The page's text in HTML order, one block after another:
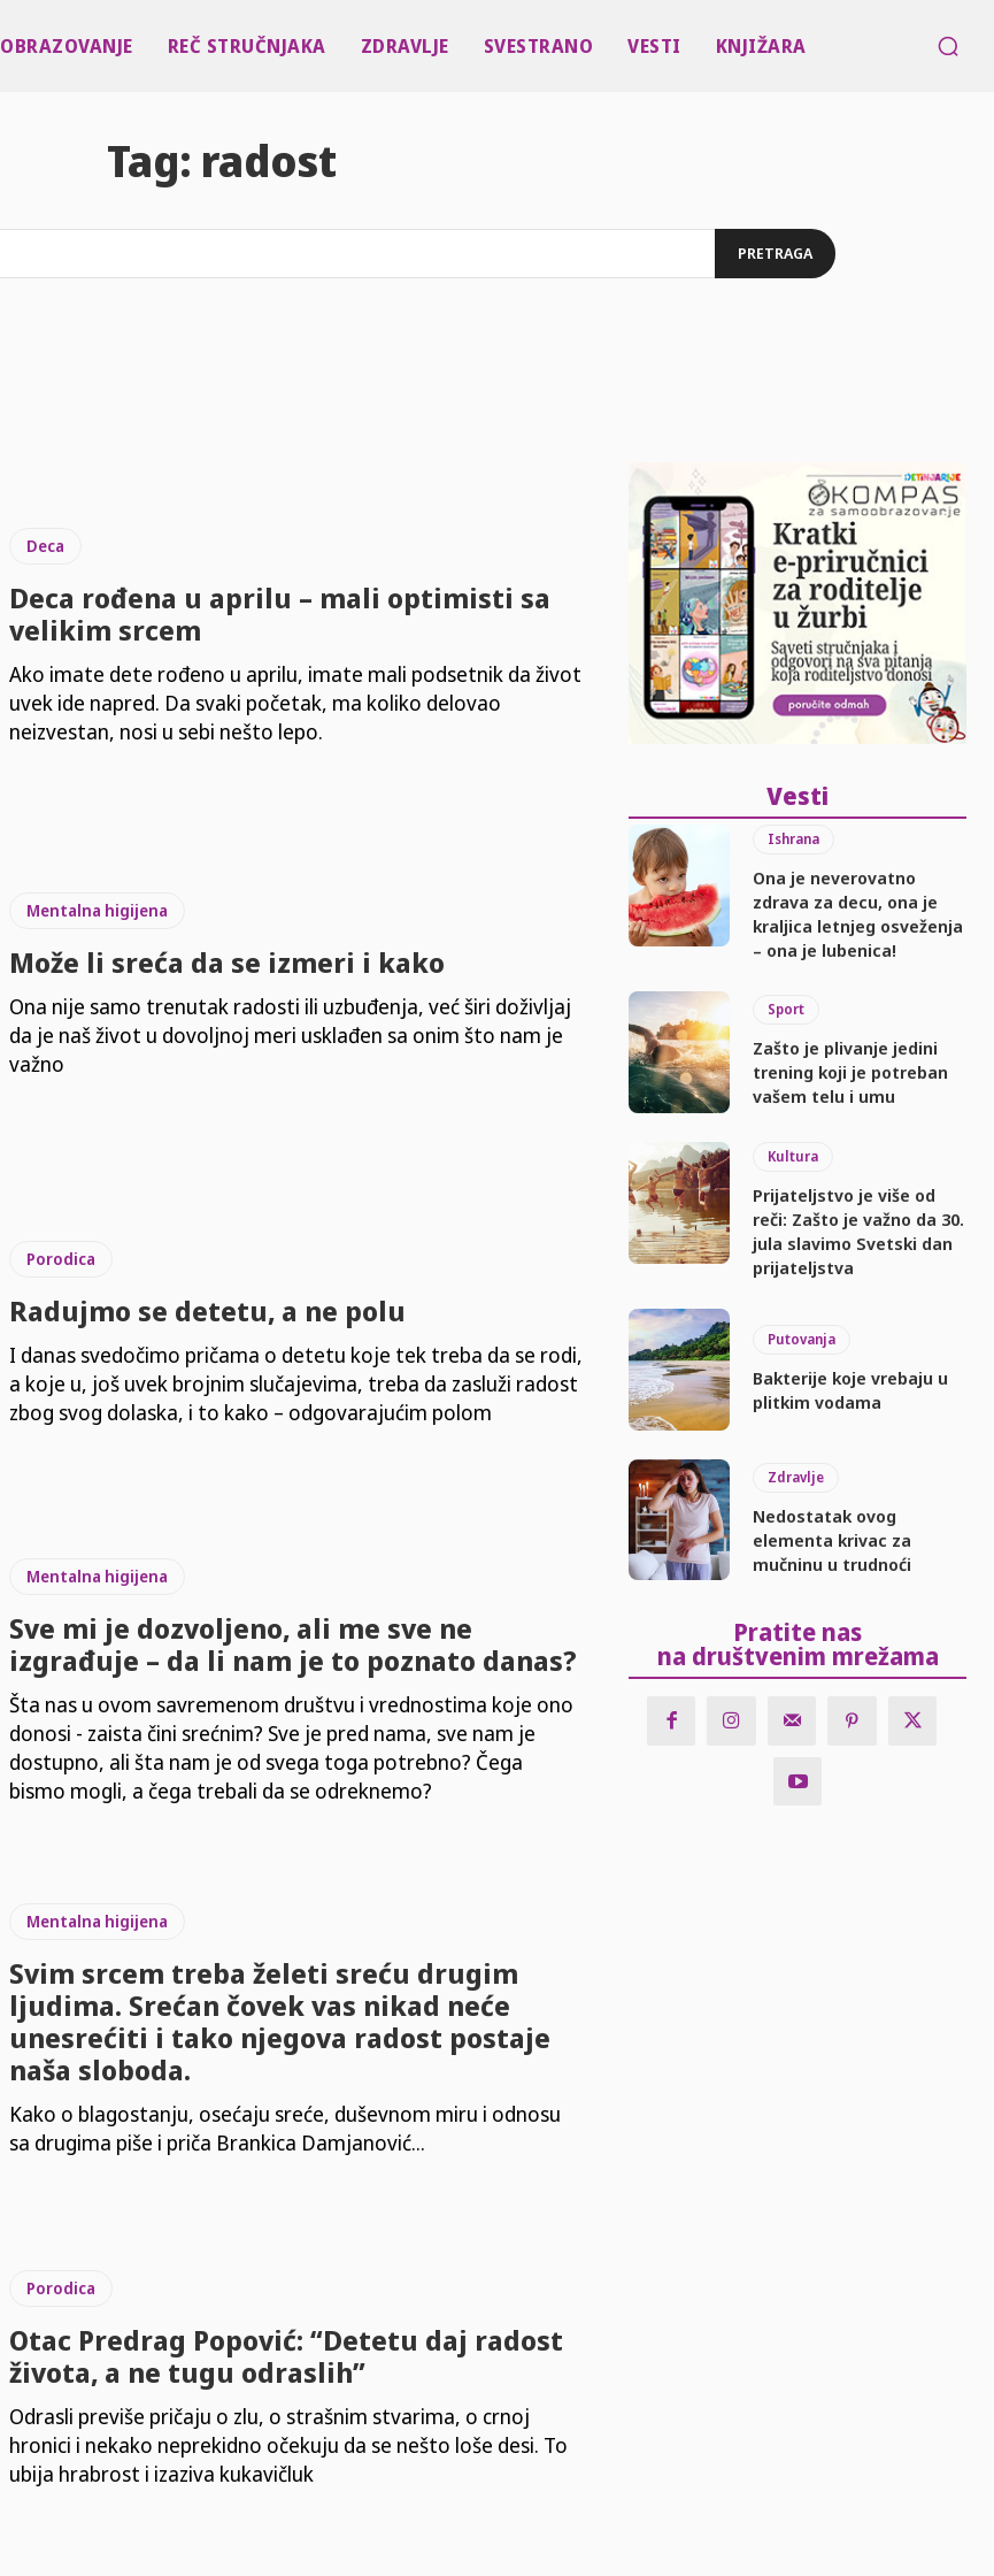
OBRAZOVANJE REČ STRUČNJAKA ZDRAVLJE SVESTRANO VESTI KNJIŽARA
Tag: radost
PRETRAGA
Deca
Deca rođena u aprilu – mali optimisti sa
velikim srcem
Ako imate dete rođeno u aprilu, imate mali podsetnik da život
uvek ide napred. Da svaki početak, ma koliko delovao
neizvestan, nosi u sebi nešto lepo.
Mentalna higijena
Može li sreća da se izmeri i kako
Ona nije samo trenutak radosti ili uzbuđenja, već širi doživljaj
da je naš život u dovoljnoj meri usklađen sa onim što nam je
važno
Porodica
Radujmo se detetu, a ne polu
I danas svedočimo pričama o detetu koje tek treba da se rodi,
a koje u, još uvek brojnim slučajevima, treba da zasluži radost
zbog svog dolaska, i to kako – odgovarajućim polom
Mentalna higijena
Sve mi je dozvoljeno, ali me sve ne
izgrađuje – da li nam je to poznato danas?
Šta nas u ovom savremenom društvu i vrednostima koje ono
donosi - zaista čini srećnim? Sve je pred nama, sve nam je
dostupno, ali šta nam je od svega toga potrebno? Čega
bismo mogli, a čega trebali da se odreknemo?
Mentalna higijena
Svim srcem treba želeti sreću drugim
ljudima. Srećan čovek vas nikad neće
unesrećiti i tako njegova radost postaje
naša sloboda.
Kako o blagostanju, osećaju sreće, duševnom miru i odnosu
sa drugima piše i priča Brankica Damjanović...
Porodica
Otac Predrag Popović: “Detetu daj radost
života, a ne tugu odraslih”
Odrasli previše pričaju o zlu, o strašnim stvarima, o crnoj
hronici i nekako neprekidno očekuju da se nešto loše desi. To
ubija hrabrost i izaziva kukavičluk
Vesti
Ishrana
Ona je neverovatno
zdrava za decu, ona je
kraljica letnjeg osveženja
– ona je lubenica!
Sport
Zašto je plivanje jedini
trening koji je potreban
vašem telu i umu
Kultura
Prijateljstvo je više od
reči: Zašto je važno da 30.
jula slavimo Svetski dan
prijateljstva
Putovanja
Bakterije koje vrebaju u
plitkim vodama
Zdravlje
Nedostatak ovog
elementa krivac za
mučninu u trudnoći
Pratite nas
na društvenim mrežama